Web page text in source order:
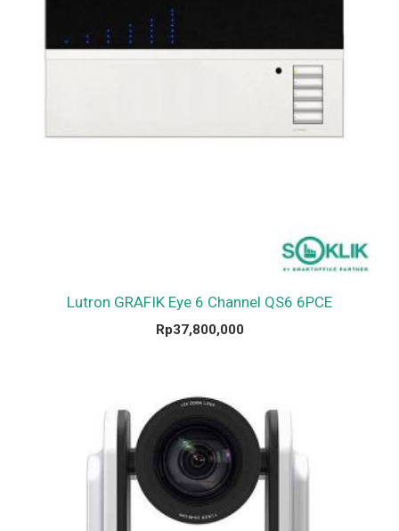
Lutron GRAFIK Eye 6 Channel QS6 6PCE
Rp37,800,000